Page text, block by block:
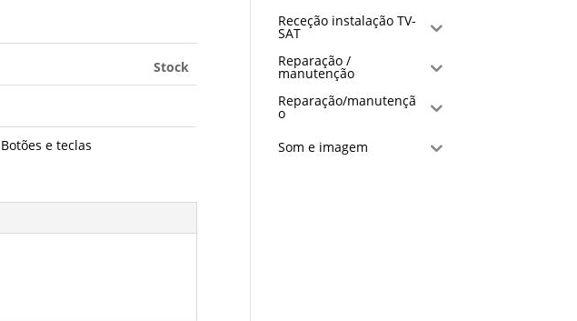
Stock
Botões e teclas
Receção instalação TV-
SAT
Reparação /
manutenção
Reparação/manutençã
o
Som e imagem